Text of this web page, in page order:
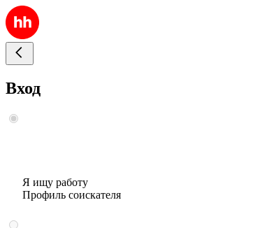
Вход
Я ищу работу
Профиль соискателя